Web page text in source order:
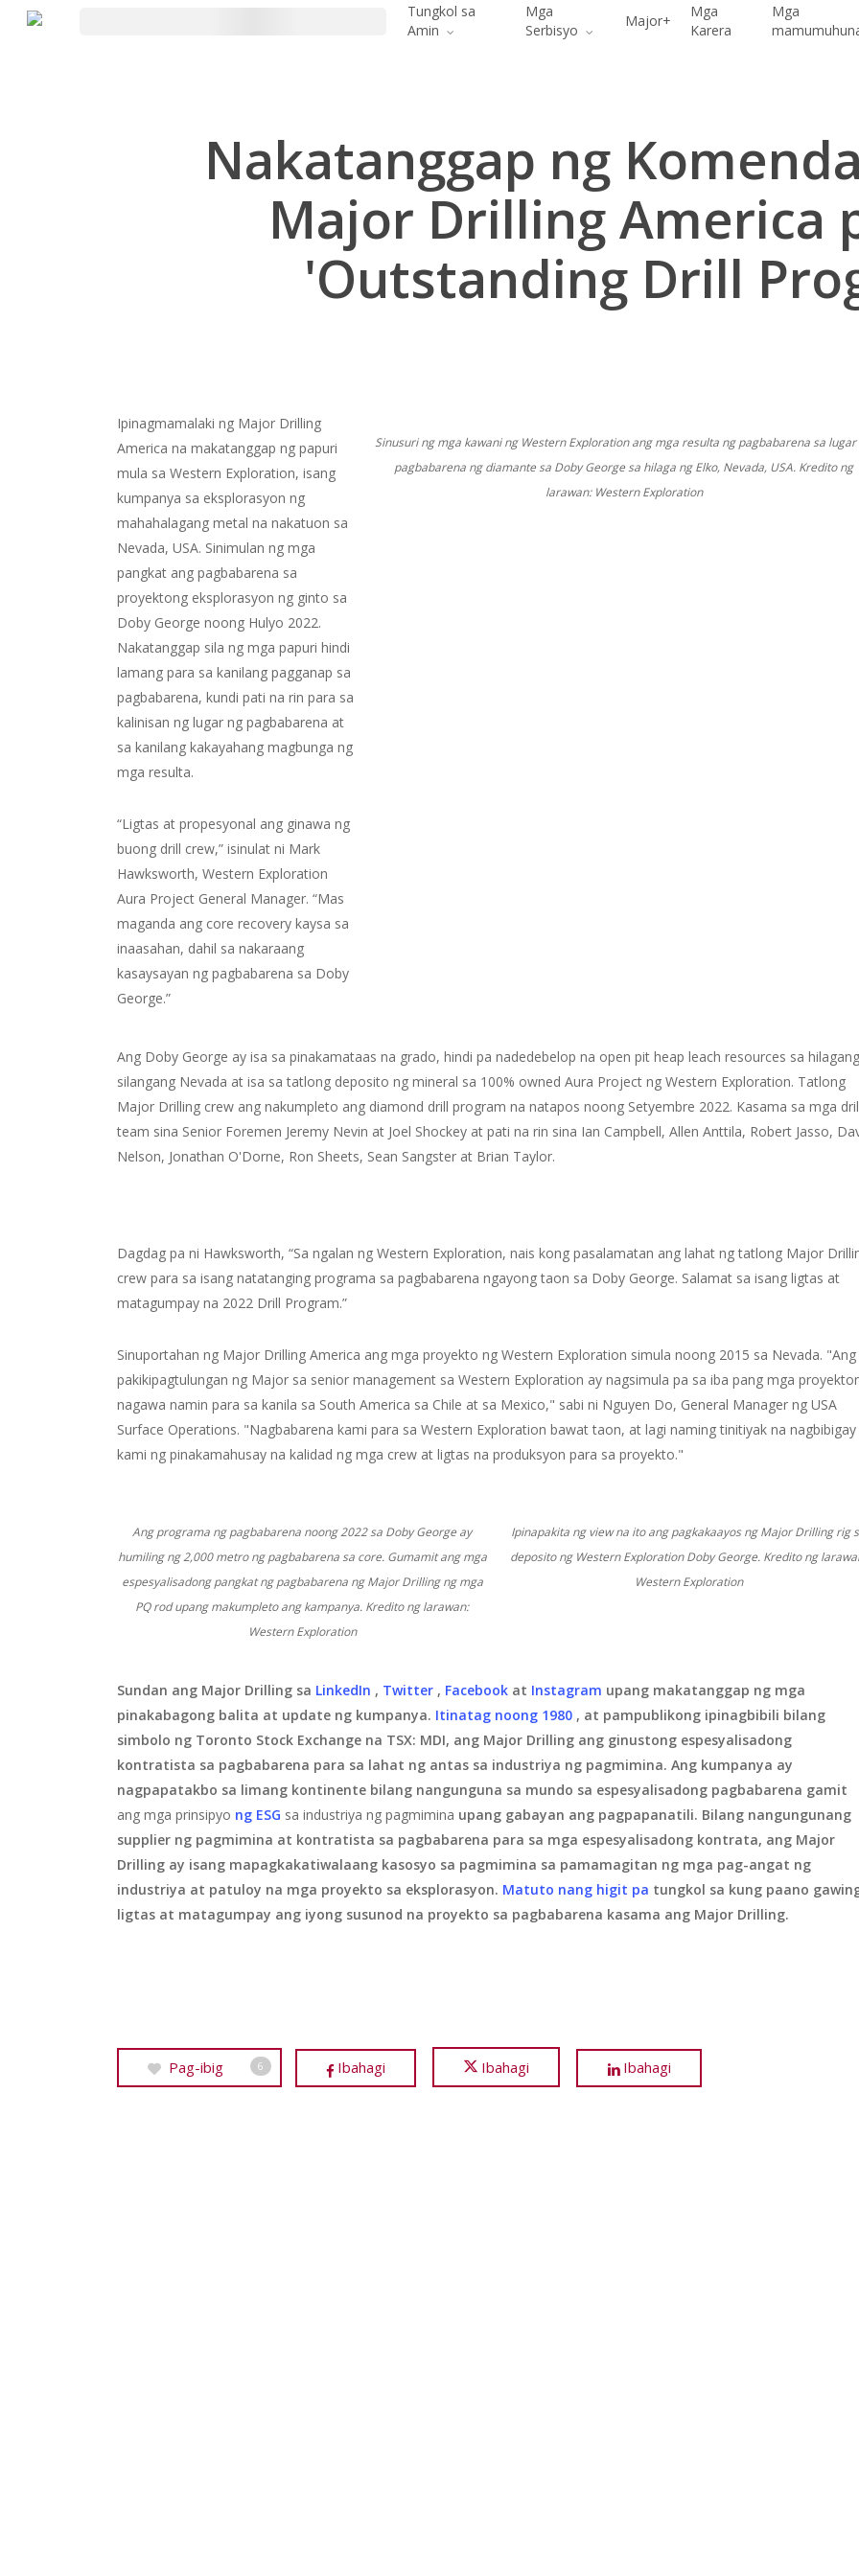
Laktawan
Tungkol sa
Amin
Mga
Serbisyo
Major+
Mga
Karera
Mga
Nakatanggap ng
Major Drilling America
'Outstanding Drill
Ipinagmamalaki ng Major Drilling
America na makatanggap ng papuri
mula sa Western Exploration, isang
kumpanya sa eksplorasyon ng
mahahalagang metal na nakatuon sa
Nevada, USA. Sinimulan ng mga
pangkat ang pagbabarena sa
proyektong eksplorasyon ng ginto sa
Doby George noong Hulyo 2022.
Nakatanggap sila ng mga papuri hindi
lamang para sa kanilang pagganap sa
pagbabarena, kundi pati na rin para sa
kalinisan ng lugar ng pagbabarena at
sa kanilang kakayahang magbunga ng
mga resulta.
“Ligtas at propesyonal ang ginawa ng
buong drill crew,” isinulat ni Mark
Hawksworth, Western Exploration
Aura Project General Manager. “Mas
maganda ang core recovery kaysa sa
inaasahan, dahil sa nakaraang
kasaysayan ng pagbabarena sa Doby
George.”
Sinusuri ng mga kawani ng Western Exploration ang mga resulta ng pagbabarena sa lugar
pagbabarena ng diamante sa Doby George sa hilaga ng Elko, Nevada, USA. Kredito ng
larawan: Western Exploration
Ang Doby George ay isa sa pinakamataas na grado, hindi pa nadedebelop na open pit heap leach resources sa
silangang Nevada at isa sa tatlong deposito ng mineral sa 100% owned Aura Project ng Western Exploration. Tatlong
Major Drilling crew ang nakumpleto ang diamond drill program na natapos noong Setyembre 2022. Kasama sa mga
team sina Senior Foremen Jeremy Nevin at Joel Shockey at pati na rin sina Ian Campbell, Allen Anttila, Robert Jasso,
Nelson, Jonathan O'Dorne, Ron Sheets, Sean Sangster at Brian Taylor.
Dagdag pa ni Hawksworth, “Sa ngalan ng Western Exploration, nais kong pasalamatan ang lahat ng tatlong Major
crew para sa isang natatanging programa sa pagbabarena ngayong taon sa Doby George. Salamat sa isang ligtas at
matagumpay na 2022 Drill Program.”
Sinuportahan ng Major Drilling America ang mga proyekto ng Western Exploration simula noong 2015 sa Nevada. "Ang
pakikipagtulungan ng Major sa senior management sa Western Exploration ay nagsimula pa sa iba pang mga
nagawa namin para sa kanila sa South America sa Chile at sa Mexico," sabi ni Nguyen Do, General Manager ng USA
Surface Operations. "Nagbabarena kami para sa Western Exploration bawat taon, at lagi naming tinitiyak na nagbibigay
kami ng pinakamahusay na kalidad ng mga crew at ligtas na produksyon para sa proyekto."
Ang programa ng pagbabarena noong 2022 sa Doby George ay
humiling ng 2,000 metro ng pagbabarena sa core. Gumamit ang mga
espesyalisadong pangkat ng pagbabarena ng Major Drilling ng mga
PQ rod upang makumpleto ang kampanya. Kredito ng larawan:
Western Exploration
Ipinapakita ng view na ito ang pagkakaayos ng Major Drilling rig
deposito ng Western Exploration Doby George. Kredito ng
Western Exploration
Sundan ang Major Drilling sa LinkedIn , Twitter , Facebook at Instagram upang makatanggap ng mga
pinakabagong balita at update ng kumpanya. Itinatag noong 1980 , at pampublikong ipinagbibili bilang
simbolo ng Toronto Stock Exchange na TSX: MDI, ang Major Drilling ang ginustong espesyalisadong
kontratista sa pagbabarena para sa lahat ng antas sa industriya ng pagmimina. Ang kumpanya ay
nagpapatakbo sa limang kontinente bilang nangunguna sa mundo sa espesyalisadong pagbabarena gamit
ang mga prinsipyo ng ESG sa industriya ng pagmimina upang gabayan ang pagpapanatili. Bilang nangungunang
supplier ng pagmimina at kontratista sa pagbabarena para sa mga espesyalisadong kontrata, ang Major
Drilling ay isang mapagkakatiwalaang kasosyo sa pagmimina sa pamamagitan ng mga pag-angat ng
industriya at patuloy na mga proyekto sa eksplorasyon. Matuto nang higit pa tungkol sa kung paano
ligtas at matagumpay ang iyong susunod na proyekto sa pagbabarena kasama ang Major Drilling.
Pag-ibig 6 Ibahagi Ibahagi Ibahagi